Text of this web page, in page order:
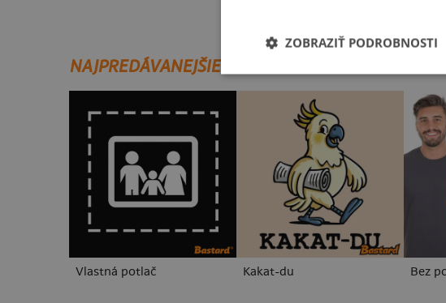
NAJPREDÁVANEJŠIE POTLAČE
Vlastná potlač Kakat-du Bez
ZOBRAZIŤ PODROBNOSTI